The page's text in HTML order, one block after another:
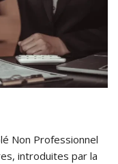
Non Professionnel
introduites par la